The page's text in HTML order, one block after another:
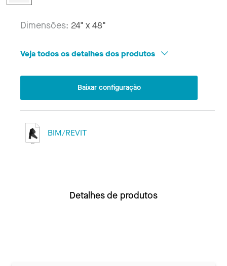
Dimensões: 24" x 48"
Veja todos os detalhes dos produtos
Baixar configuração
BIM/REVIT
Detalhes de produtos